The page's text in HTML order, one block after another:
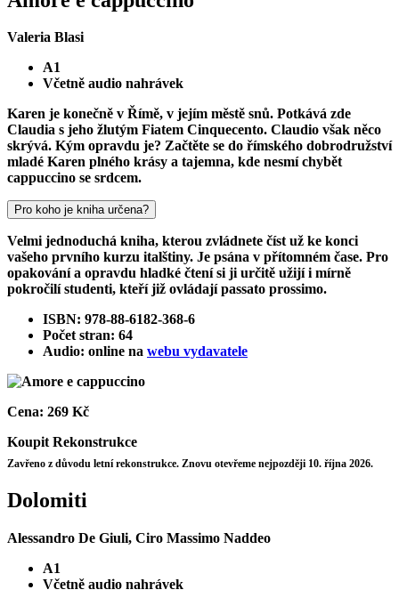
Valeria Blasi
A1
Včetně audio nahrávek
Karen je konečně v Římě, v jejím městě snů. Potkává zde
Claudia s jeho žlutým Fiatem Cinquecento. Claudio však něco
skrývá. Kým opravdu je? Začtěte se do římského dobrodružství
mladé Karen plného krásy a tajemna, kde nesmí chybět
cappuccino se srdcem.
Pro koho je kniha určena?
Velmi jednoduchá kniha, kterou zvládnete číst už ke konci
vašeho prvního kurzu italštiny. Je psána v přítomném čase. Pro
opakování a opravdu hladké čtení si ji určitě užijí i mírně
pokročilí studenti, kteří již ovládají passato prossimo.
ISBN: 978-88-6182-368-6
Počet stran: 64
Audio: online na webu vydavatele
Cena: 269 Kč
KoupitRekonstrukce
Zavřeno z důvodu letní rekonstrukce. Znovu otevřeme nejpozději 10. října 2026.
Dolomiti
Alessandro De Giuli, Ciro Massimo Naddeo
A1
Včetně audio nahrávek